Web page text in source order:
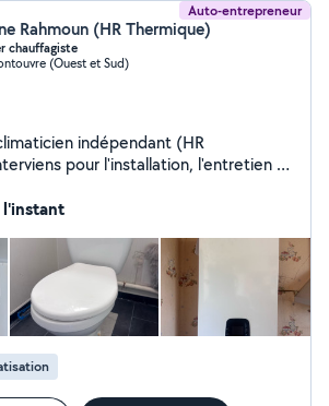
Auto-entrepreneur
Rahmoun (HR Thermique)
chauffagiste
(Ouest et Sud)
indépendant (HR
pour l'installation, l'entretien et
et à l'écoute, je propose des
l'instant